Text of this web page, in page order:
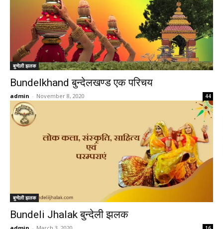
बुन्देली झलक
Bundelkhand बुन्देलखण्ड एक परिचय
admin - November 8, 2020 44
बुन्देली झलक
Bundeli Jhalak बुन्देली झलक